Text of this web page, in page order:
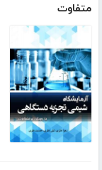
متفاوت